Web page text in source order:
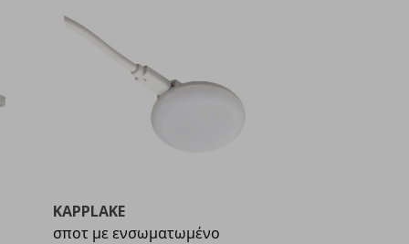
KAPPLAKE
σποτ με ενσωματωμένο